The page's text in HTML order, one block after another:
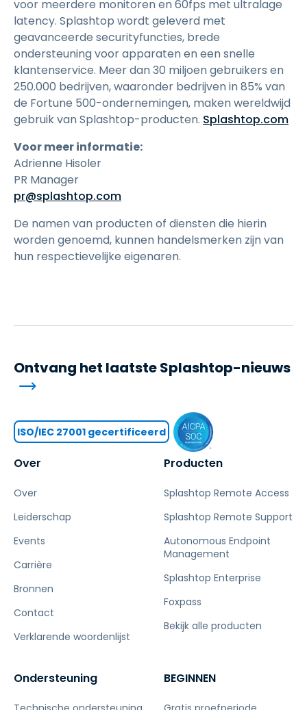
voor meerdere monitoren en 60fps met ultralage
latency. Splashtop wordt geleverd met
geavanceerde securityfuncties, brede
ondersteuning voor apparaten en een snelle
klantenservice. Meer dan 30 miljoen gebruikers en
250.000 bedrijven, waaronder bedrijven in 85% van
de Fortune 500-ondernemingen, maken wereldwijd
gebruik van Splashtop-producten. Splashtop.com
Voor meer informatie:
Adrienne Hisoler
PR Manager
pr@splashtop.com
De namen van producten of diensten die hierin
worden genoemd, kunnen handelsmerken zijn van
hun respectievelijke eigenaren.
Over
Over
Leiderschap
Events
Carrière
Bronnen
Contact
Verklarende woordenlijst
Producten
Splashtop Remote Access
Splashtop Remote Support
Autonomous Endpoint
Management
Splashtop Enterprise
Foxpass
Bekijk alle producten
Ondersteuning BEGINNEN
Ontvang het laatste Splashtop-nieuws
ISO/IEC 27001 gecertificeerd